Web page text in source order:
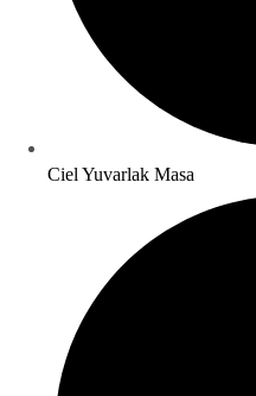
Ciel Yuvarlak Masa